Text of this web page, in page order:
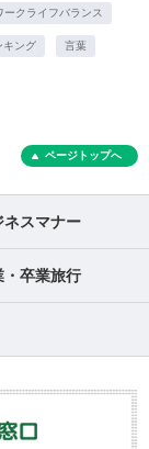
ークライフバランス
キング 言葉
ページトップへ
ネスマナー
・卒業旅行